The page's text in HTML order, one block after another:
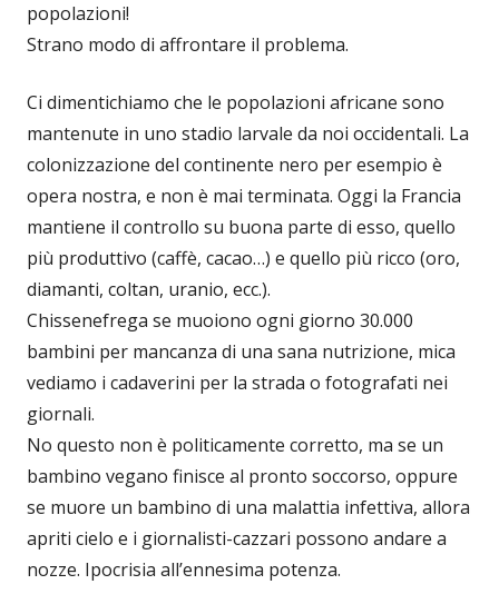
popolazioni!
Strano modo di affrontare il problema.
Ci dimentichiamo che le popolazioni africane sono
mantenute in uno stadio larvale da noi occidentali. La
colonizzazione del continente nero per esempio è
opera nostra, e non è mai terminata. Oggi la Francia
mantiene il controllo su buona parte di esso, quello
più produttivo (caffè, cacao…) e quello più ricco (oro,
diamanti, coltan, uranio, ecc.).
Chissenefrega se muoiono ogni giorno 30.000
bambini per mancanza di una sana nutrizione, mica
vediamo i cadaverini per la strada o fotografati nei
giornali.
No questo non è politicamente corretto, ma se un
bambino vegano finisce al pronto soccorso, oppure
se muore un bambino di una malattia infettiva, allora
apriti cielo e i giornalisti-cazzari possono andare a
nozze. Ipocrisia all’ennesima potenza.